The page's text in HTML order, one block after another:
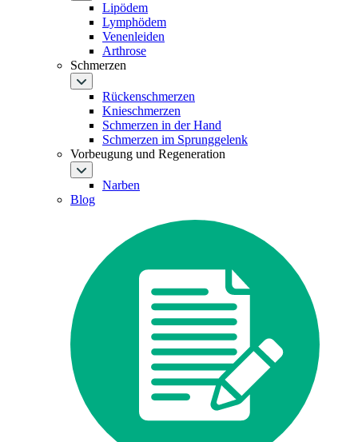
Lipödem
Lymphödem
Venenleiden
Arthrose
Schmerzen
Rückenschmerzen
Knieschmerzen
Schmerzen in der Hand
Schmerzen im Sprunggelenk
Vorbeugung und Regeneration
Narben
Blog